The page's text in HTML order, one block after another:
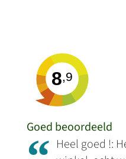
8,9
Goed beoordeeld
Heel goed !: